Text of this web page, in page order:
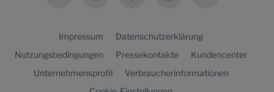
Impressum
Datenschutzerklärung
Nutzungsbedingungen
Pressekontakte
Kundencenter
Unternehmensprofil
Verbraucherinformationen